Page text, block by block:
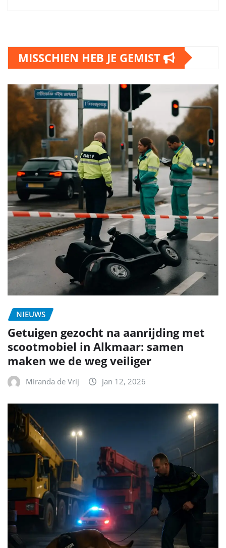
MISSCHIEN HEB JE GEMIST
NIEUWS
Getuigen gezocht na aanrijding met
scootmobiel in Alkmaar: samen
maken we de weg veiliger
Miranda de Vrij jan 12, 2026